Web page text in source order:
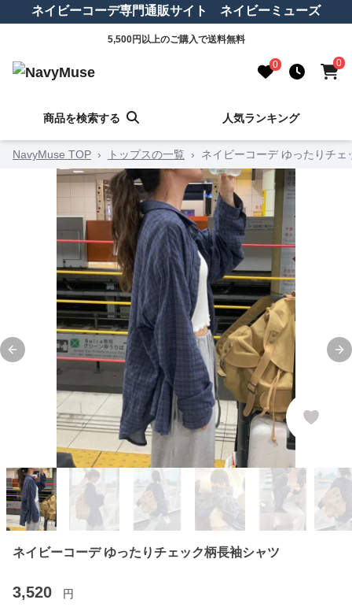
ネイビーコーデ専門通販サイト ネイビーミューズ
5,500円以上のご購入で送料無料
0 0
商品を検索する 人気ランキング
NavyMuse TOP › トップスの一覧 › ネイビーコーデ ゆったりチェ
Previous slide
ネイビーコーデ ゆったりチェック柄長袖シャツ
3,520 円